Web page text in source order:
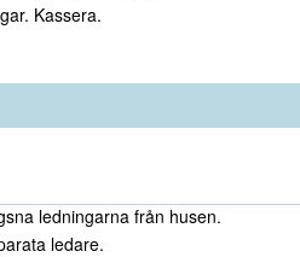
Kassera.
ledningarna från husen.
ledare.